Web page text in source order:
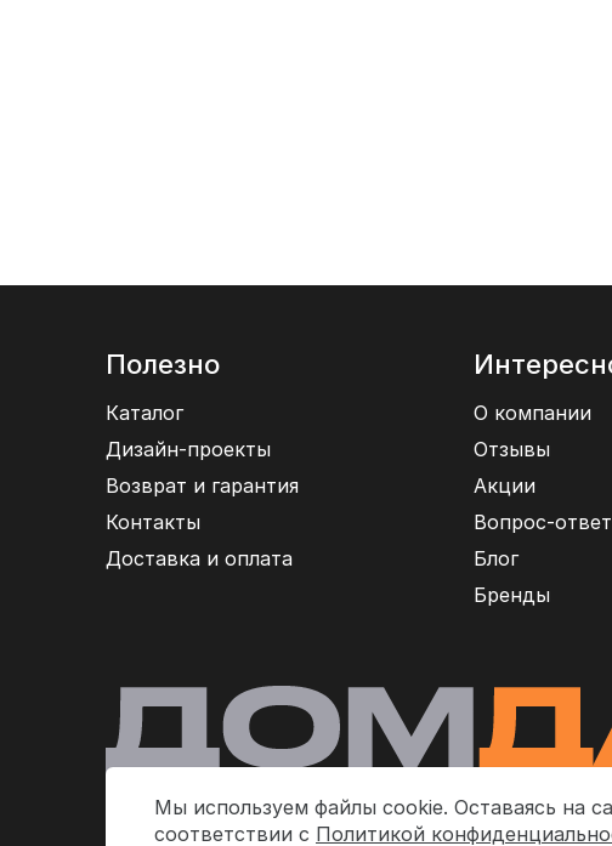
Мы используем файлы cookie. Оставаясь на
соответствии с Политикой
Полезно
Каталог
Дизайн-проекты
Возврат и гарантия
Контакты
Доставка и оплата
О компании
Отзывы
Акции
Вопрос-ответ
Блог
Бренды